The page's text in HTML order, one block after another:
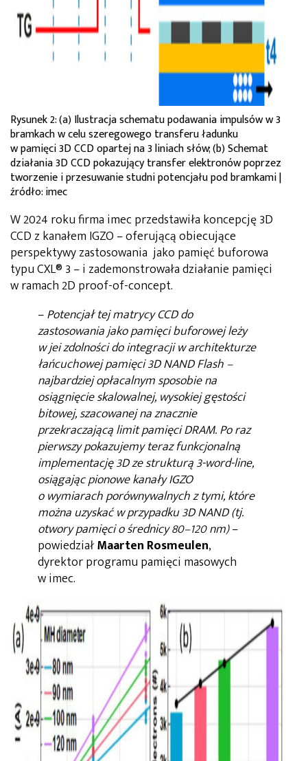
Rysunek 2: (a) Ilustracja schematu podawania impulsów w 3
bramkach w celu szeregowego transferu ładunku
w pamięci 3D CCD opartej na 3 liniach słów; (b) Schemat
działania 3D CCD pokazujący transfer elektronów poprzez
tworzenie i przesuwanie studni potencjału pod bramkami |
źródło: imec
W 2024 roku firma imec przedstawiła koncepcję 3D
CCD z kanałem IGZO – oferującą obiecujące
perspektywy zastosowania jako pamięć buforowa
typu CXL® 3 – i zademonstrowała działanie pamięci
w ramach 2D proof-of-concept.
–Potencjał tej matrycy CCD do
zastosowania jako pamięci buforowej leży
w jei zdolności do integracji w architekturze
łańcuchowej pamięci 3D NAND Flash –
najbardziej opłacalnym sposobie na
osiągnięcie skalowalnej, wysokiej gęstości
bitowej, szacowanej na znacznie
przekraczającą limit pamięci DRAM. Po raz
pierwszy pokazujemy teraz funkcjonalną
implementację 3D ze strukturą 3-word-line,
osiągając pionowe kanały IGZO
o wymiarach porównywalnych z tymi, które
można uzyskać w przypadku 3D NAND (tj.
otwory pamięci o średnicy 80–120 nm)–
powiedziałMaarten Rosmeulen,
dyrektor programu pamięci masowych
w imec.